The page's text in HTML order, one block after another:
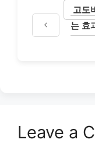
고도
는 효
Leave a